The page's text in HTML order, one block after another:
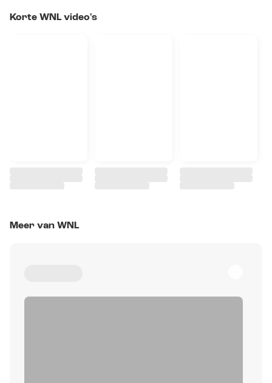
Korte WNL video's
Meer van WNL